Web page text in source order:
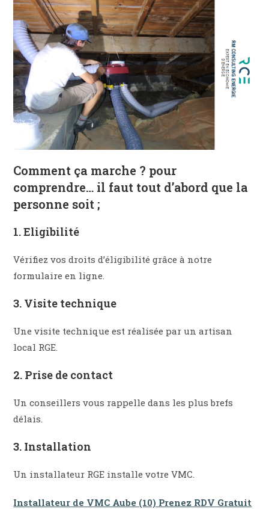
Comment ça marche ? pour
comprendre… il faut tout d’abord que la
personne soit ;
1. Eligibilité
Vérifiez vos droits d’éligibilité grâce à notre
formulaire en ligne.​
3. Visite technique
Une visite technique est réalisée par un artisan
local RGE.
2. Prise de contact
Un conseillers vous rappelle dans les plus brefs
délais.
3. Installation​
Un installateur RGE installe votre VMC.
Installateur de VMC Aube (10) Prenez RDV Gratuit